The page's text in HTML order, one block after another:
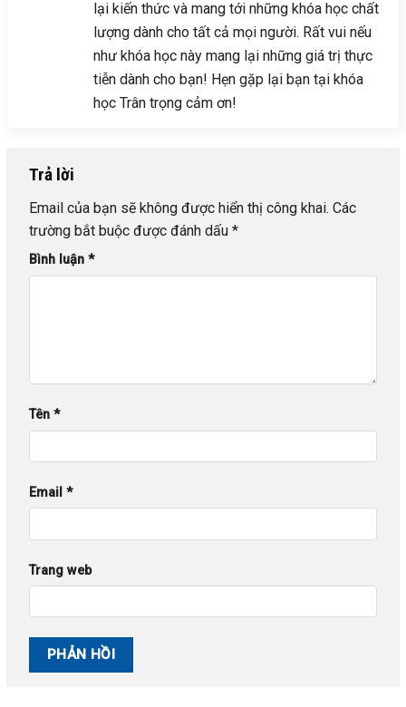
lại kiến thức và mang tới những khóa học chất
lượng dành cho tất cả mọi người. Rất vui nếu
như khóa học này mang lại những giá trị thực
tiễn dành cho bạn! Hẹn gặp lại bạn tại khóa
học Trân trọng cảm ơn!
Trả lời
Email của bạn sẽ không được hiển thị công khai. Các
trường bắt buộc được đánh dấu *
Bình luận *
Tên *
Email *
Trang web